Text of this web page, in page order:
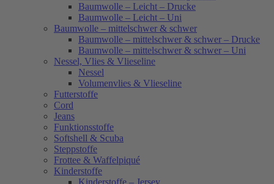
Baumwolle – Leicht – Drucke
Baumwolle – Leicht – Uni
Baumwolle – mittelschwer & schwer
Baumwolle – mittelschwer & schwer – Drucke
Baumwolle – mittelschwer & schwer – Uni
Nessel, Vlies & Vlieseline
Nessel
Volumenvlies & Vlieseline
Futterstoffe
Cord
Jeans
Funktionsstoffe
Softshell & Scuba
Steppstoffe
Frottee & Waffelpiqué
Kinderstoffe
Kinderstoffe – Jersey